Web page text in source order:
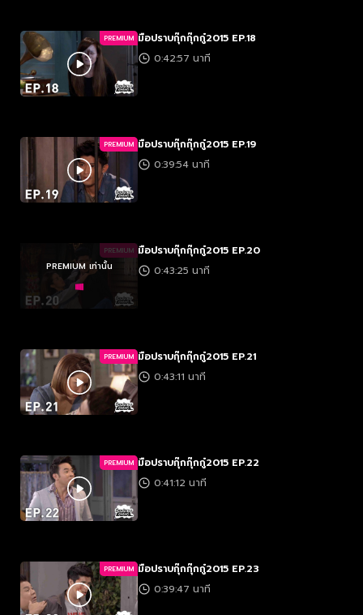
PREMIUM มือปราบกุ๊กกุ๊กกู๋2015 EP.18
0:42:57 นาที
PREMIUM มือปราบกุ๊กกุ๊กกู๋2015 EP.19
0:39:54 นาที
PREMIUM
PREMIUM เท่านั้น
มือปราบกุ๊กกุ๊กกู๋2015 EP.20
0:43:25 นาที
PREMIUM มือปราบกุ๊กกุ๊กกู๋2015 EP.21
0:43:11 นาที
PREMIUM มือปราบกุ๊กกุ๊กกู๋2015 EP.22
0:41:12 นาที
PREMIUM มือปราบกุ๊กกุ๊กกู๋2015 EP.23
0:39:47 นาที